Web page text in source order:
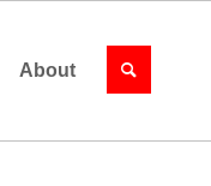
About